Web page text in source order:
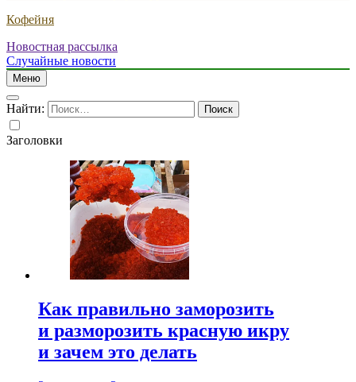
Кофейня
Новостная рассылка
Случайные новости
Меню
Найти:
Заголовки
Как правильно заморозить
и разморозить красную икру
и зачем это делать